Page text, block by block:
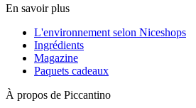
En savoir plus
L'environnement selon Niceshops
Ingrédients
Magazine
Paquets cadeaux
À propos de Piccantino